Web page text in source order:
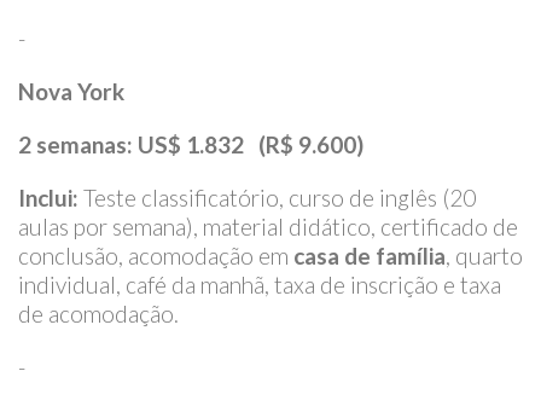
-
Nova York
2 semanas: US$ 1.832 (R$ 9.600)
Inclui: Teste classificatório, curso de inglês (20
aulas por semana), material didático, certificado de
conclusão, acomodação em casa de família, quarto
individual, café da manhã, taxa de inscrição e taxa
de acomodação.
-